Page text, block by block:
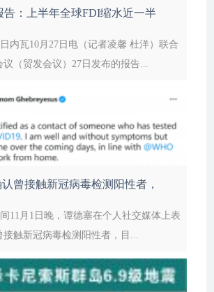
告：上半年全球FDI缩水近一半
内瓦10月27日电（记者凌馨 杜洋）联合
（贸发会议）27日发布的报告...
曾接触新冠病毒检测阳性者，
11月1日晚，谭德塞在个人社交媒体上表
接触新冠病毒检测阳性者，目...